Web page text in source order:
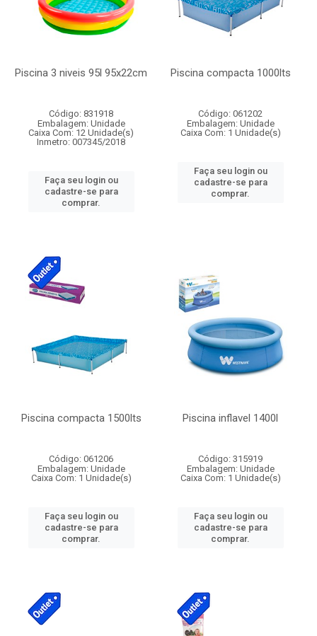
Piscina 3 niveis 95l 95x22cm
Código: 831918
Embalagem: Unidade
Caixa Com: 12 Unidade(s)
Inmetro: 007345/2018
Faça seu login ou
cadastre-se para
comprar.
Piscina compacta 1000lts
Código: 061202
Embalagem: Unidade
Caixa Com: 1 Unidade(s)
Faça seu login ou
cadastre-se para
comprar.
Piscina compacta 1500lts
Código: 061206
Embalagem: Unidade
Caixa Com: 1 Unidade(s)
Faça seu login ou
cadastre-se para
comprar.
Piscina inflavel 1400l
Código: 315919
Embalagem: Unidade
Caixa Com: 1 Unidade(s)
Faça seu login ou
cadastre-se para
comprar.